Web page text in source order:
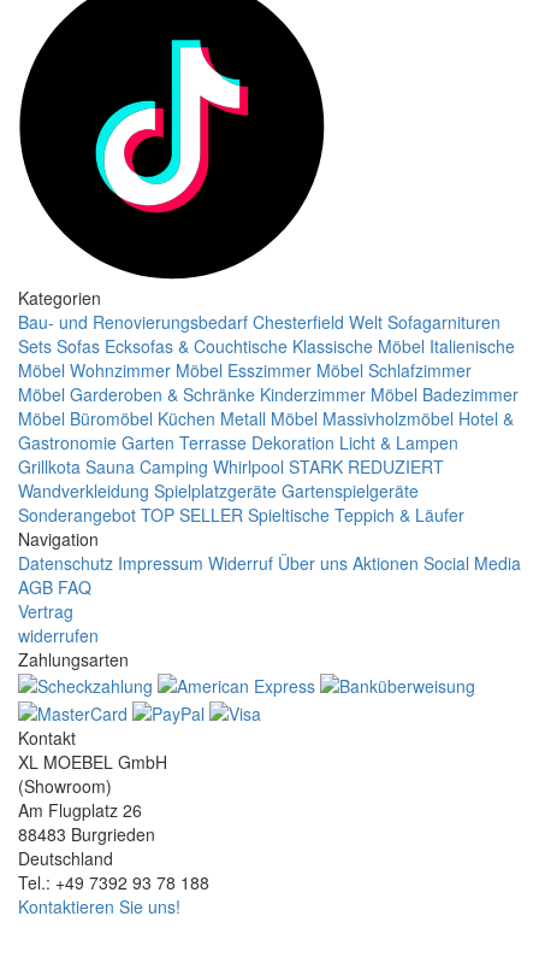
Kategorien
Bau- und Renovierungsbedarf Chesterfield Welt Sofagarnituren
Sets Sofas Ecksofas & Couchtische Klassische Möbel Italienische
Möbel Wohnzimmer Möbel Esszimmer Möbel Schlafzimmer
Möbel Garderoben & Schränke Kinderzimmer Möbel Badezimmer
Möbel Büromöbel Küchen Metall Möbel Massivholzmöbel Hotel &
Gastronomie Garten Terrasse Dekoration Licht & Lampen
Grillkota Sauna Camping Whirlpool STARK REDUZIERT
Wandverkleidung Spielplatzgeräte Gartenspielgeräte
Sonderangebot TOP SELLER Spieltische Teppich & Läufer
Navigation
Datenschutz Impressum Widerruf Über uns Aktionen Social Media
AGB FAQ
Vertrag
widerrufen
Zahlungsarten
Kontakt
XL MOEBEL GmbH
(Showroom)
Am Flugplatz 26
88483 Burgrieden
Deutschland
Tel.: +49 7392 93 78 188
Kontaktieren Sie uns!